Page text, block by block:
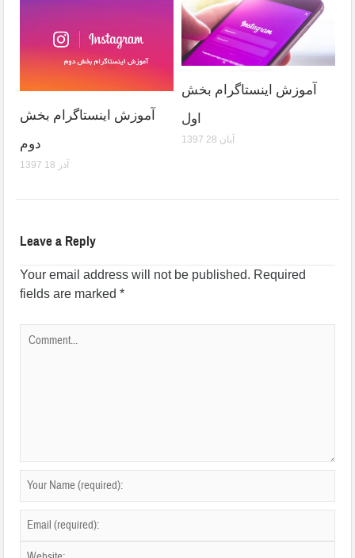
آموزش اینستاگرام بخش
دوم
1397 آذر 18
آموزش اینستاگرام بخش
اول
1397 آبان 28
Leave a Reply
Your email address will not be published. Required
fields are marked*